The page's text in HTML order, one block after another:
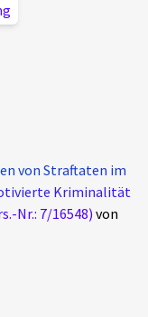
von Straftaten im
Kriminalität
Nr.: 7/16548) von